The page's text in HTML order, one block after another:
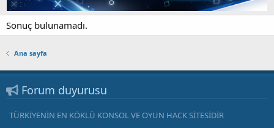
Sonuç bulunamadı.
Ana sayfa
Forum duyurusu
TÜRKİYENİN EN KÖKLÜ KONSOL VE OYUN HACK SİTESİDİR